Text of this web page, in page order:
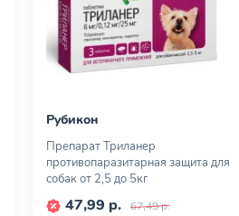
Рубикон
Препарат Триланер
противопаразитарная защита для
собак от 2,5 до 5кг
47,99 р. 67,49 р.